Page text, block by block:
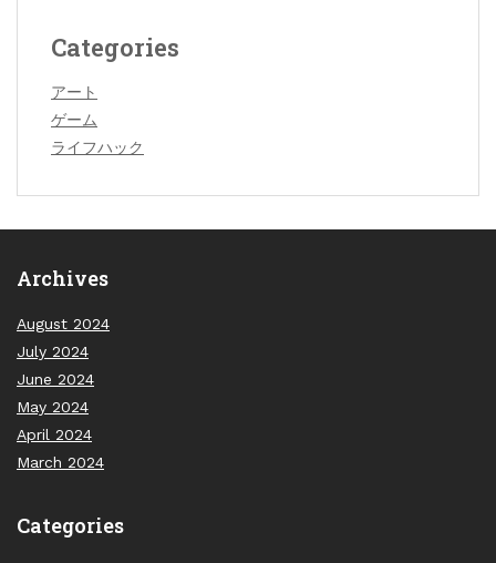
Categories
アート
ゲーム
ライフハック
Archives
August 2024
July 2024
June 2024
May 2024
April 2024
March 2024
Categories